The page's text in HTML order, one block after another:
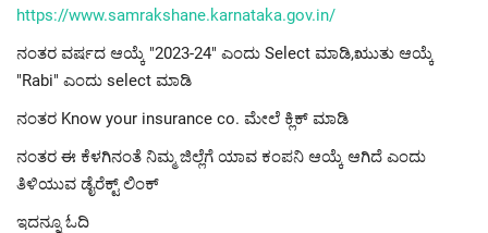
https://www.samrakshane.karnataka.gov.in/
ನಂತರ ವರ್ಷದ ಆಯ್ಕೆ "2023-24" ಎಂದು Select ಮಾಡಿ,ಋುತು ಆಯ್ಕೆ
"Rabi" ಎಂದು select ಮಾಡಿ
ನಂತರ Know your insurance co. ಮೇಲೆ ಕ್ಲಿಕ್ ಮಾಡಿ
ನಂತರ ಈ ಕೆಳಗಿನಂತೆ ನಿಮ್ಮ ಜಿಲ್ಲೆಗೆ ಯಾವ ಕಂಪನಿ ಆಯ್ಕೆ ಆಗಿದೆ ಎಂದು
ತಿಳಿಯುವ ಡೈರೆಕ್ಟ್ ಲಿಂಕ್
ಇದನ್ನೂ ಓದಿ